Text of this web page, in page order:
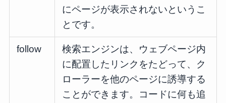
にページが表示されないというこ
とです。
follow
検索エンジンは、ウェブページ内
に配置したリンクをたどって、ク
ローラーを他のページに誘導する
ことができます。コードに何も追